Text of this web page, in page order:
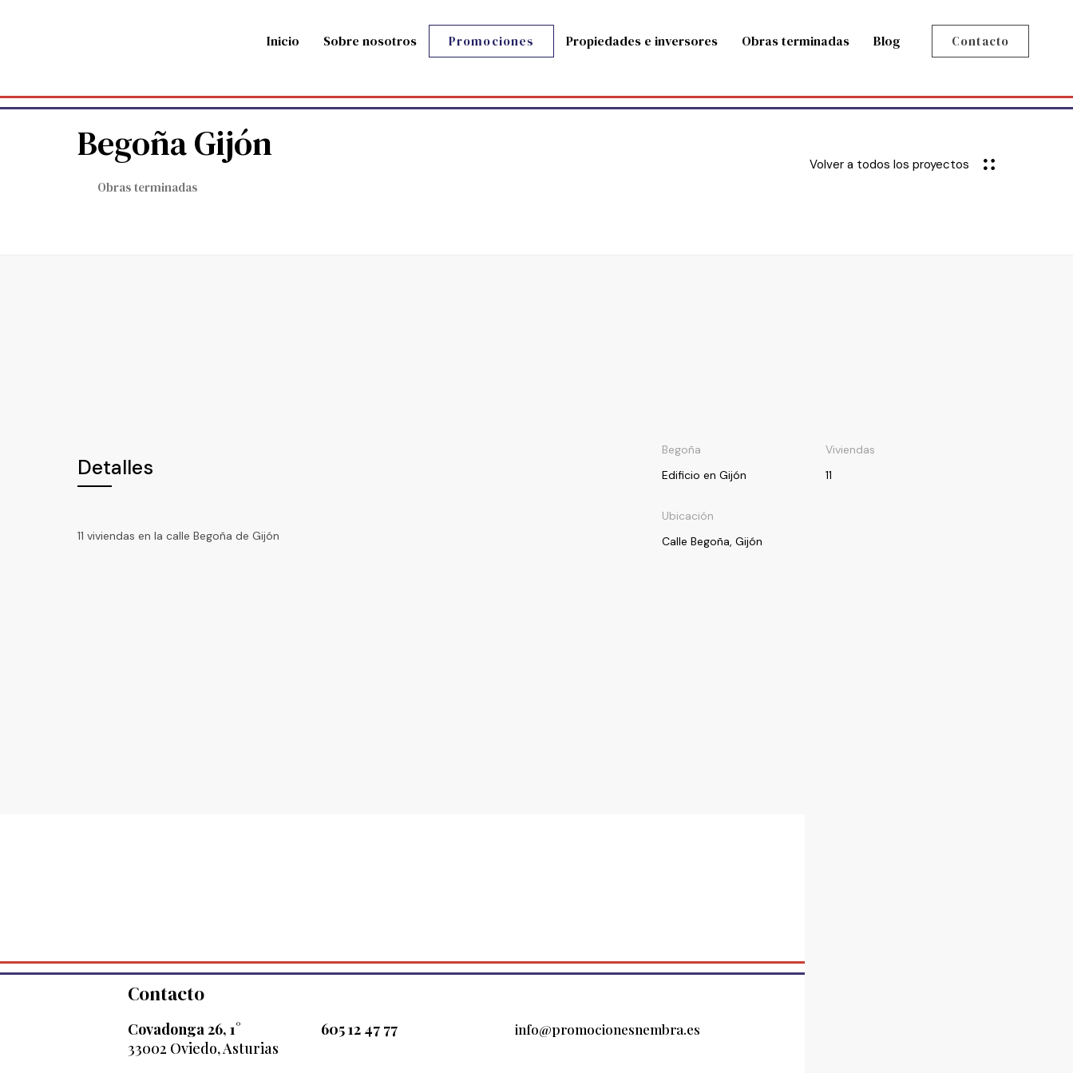
Inicio Sobre nosotros Promociones Propiedades e inversores Obras terminadas Blog Contacto
Begoña Gijón
Obras terminadas
Volver a todos los proyectos
Detalles
11 viviendas en la calle Begoña de Gijón
Begoña
Edificio en Gijón
Viviendas
11
Ubicación
Calle Begoña, Gijón
Contacto
Covadonga 26, 1°
33002 Oviedo, Asturias
605 12 47 77 info@promocionesnembra.es